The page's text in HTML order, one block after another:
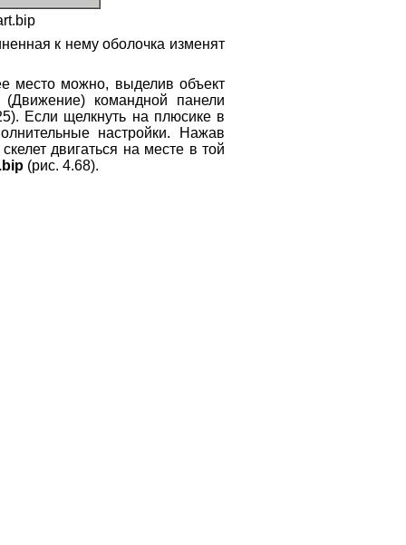
к нему оболочка изменят
место можно, выделив объект
командной панели
Если щелкнуть на плюсике в
настройки. Нажав
двигаться на месте в той
(рис. 4.68).